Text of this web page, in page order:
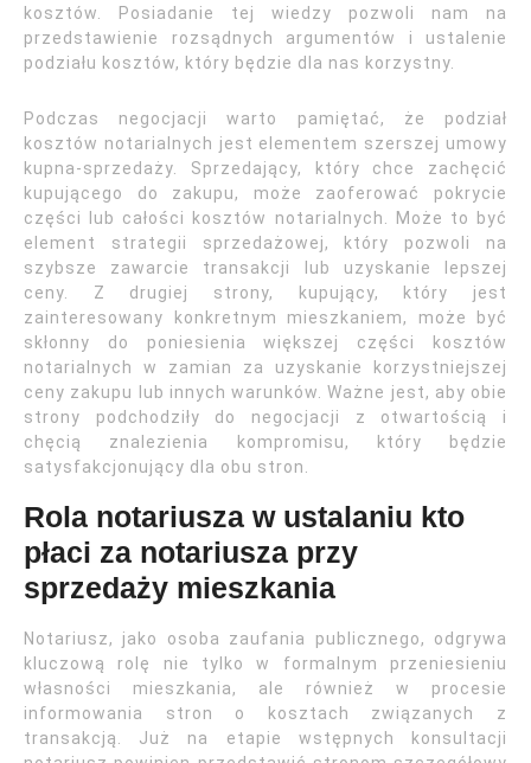
kosztów. Posiadanie tej wiedzy pozwoli nam na
przedstawienie rozsądnych argumentów i ustalenie
podziału kosztów, który będzie dla nas korzystny.
Podczas negocjacji warto pamiętać, że podział
kosztów notarialnych jest elementem szerszej umowy
kupna-sprzedaży. Sprzedający, który chce zachęcić
kupującego do zakupu, może zaoferować pokrycie
części lub całości kosztów notarialnych. Może to być
element strategii sprzedażowej, który pozwoli na
szybsze zawarcie transakcji lub uzyskanie lepszej
ceny. Z drugiej strony, kupujący, który jest
zainteresowany konkretnym mieszkaniem, może być
skłonny do poniesienia większej części kosztów
notarialnych w zamian za uzyskanie korzystniejszej
ceny zakupu lub innych warunków. Ważne jest, aby obie
strony podchodziły do negocjacji z otwartością i
chęcią znalezienia kompromisu, który będzie
satysfakcjonujący dla obu stron.
Rola notariusza w ustalaniu kto
płaci za notariusza przy
sprzedaży mieszkania
Notariusz, jako osoba zaufania publicznego, odgrywa
kluczową rolę nie tylko w formalnym przeniesieniu
własności mieszkania, ale również w procesie
informowania stron o kosztach związanych z
transakcją. Już na etapie wstępnych konsultacji